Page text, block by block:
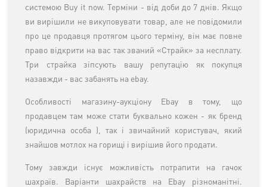
системою Buy it now. Терміни - від доби до 7 днів. Якщо
ви вирішили не викуповувати товар, але не повідомили
про це продавця протягом цього терміну, він має повне
право відкрити на вас так званий «Страйк» за несплату.
Три страйка зіпсують вашу репутацію як покупця
назавжди - вас забанять на ebay.
Особливості магазину-аукціону Ebay в тому, що
продавцем там може стати буквально кожен - як бренд
(юридична особа ), так і звичайний користувач, який
знайшов мотлох на горищі і вирішив його продати.
Тому завжди існує можливість потрапити на гачок
шахраїв. Варіанти шахрайств на Ebay різноманітні.